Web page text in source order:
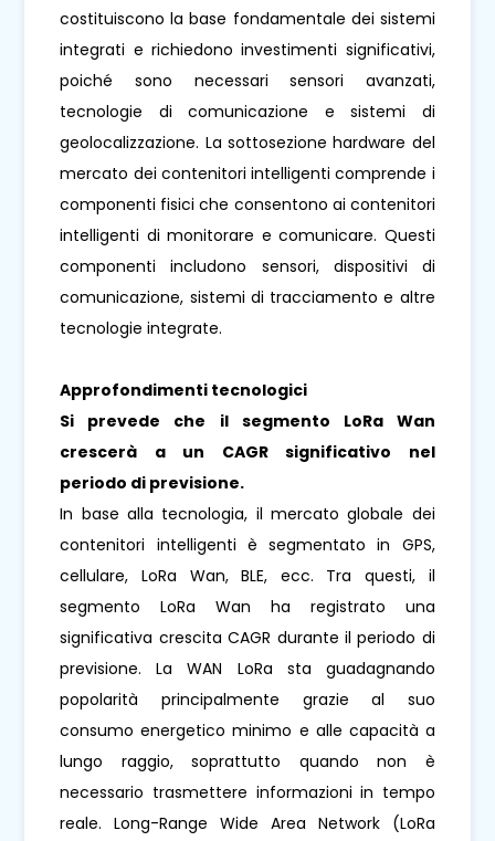
costituiscono la base fondamentale dei sistemi
integrati e richiedono investimenti significativi,
poiché sono necessari sensori avanzati,
tecnologie di comunicazione e sistemi di
geolocalizzazione. La sottosezione hardware del
mercato dei contenitori intelligenti comprende i
componenti fisici che consentono ai contenitori
intelligenti di monitorare e comunicare. Questi
componenti includono sensori, dispositivi di
comunicazione, sistemi di tracciamento e altre
tecnologie integrate.
Approfondimenti tecnologici
Si prevede che il segmento LoRa Wan
crescerà a un CAGR significativo nel
periodo di previsione.
In base alla tecnologia, il mercato globale dei
contenitori intelligenti è segmentato in GPS,
cellulare, LoRa Wan, BLE, ecc. Tra questi, il
segmento LoRa Wan ha registrato una
significativa crescita CAGR durante il periodo di
previsione. La WAN LoRa sta guadagnando
popolarità principalmente grazie al suo
consumo energetico minimo e alle capacità a
lungo raggio, soprattutto quando non è
necessario trasmettere informazioni in tempo
reale. Long-Range Wide Area Network (LoRa